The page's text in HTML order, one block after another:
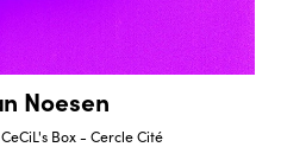
Noesen
CeCiL's Box - Cercle Cité